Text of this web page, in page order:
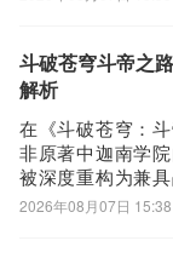
趋公平、策略性
该玩法在主题篇章
与入口
斗破苍穹斗帝之
解析
在《斗破苍穹：
非原著中迦南学
被深度重构为兼
核心战力角色。他
2026年08月07日 15:38